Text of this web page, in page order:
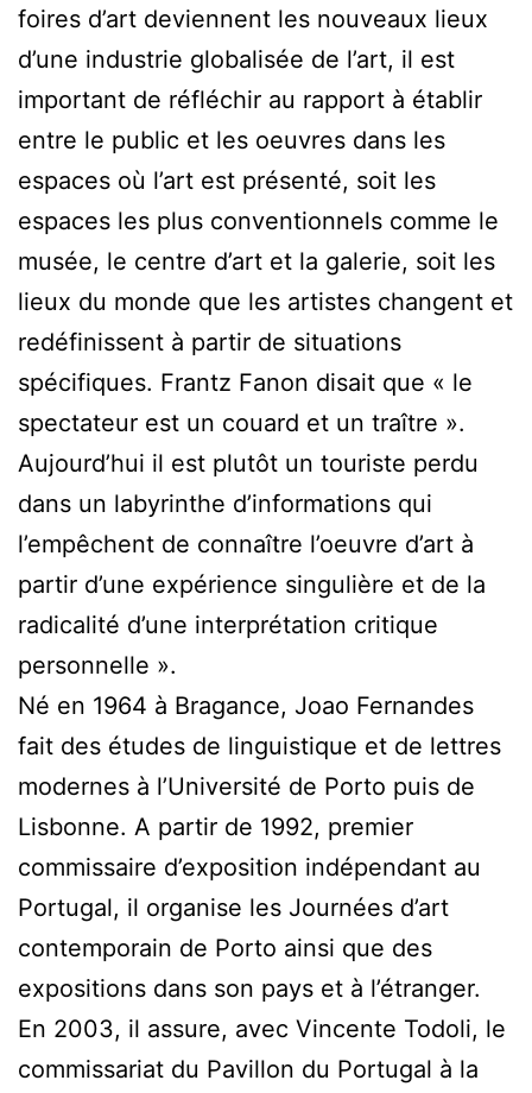
foires d’art deviennent les nouveaux lieux
d’une industrie globalisée de l’art, il est
important de réfléchir au rapport à établir
entre le public et les oeuvres dans les
espaces où l’art est présenté, soit les
espaces les plus conventionnels comme le
musée, le centre d’art et la galerie, soit les
lieux du monde que les artistes changent et
redéfinissent à partir de situations
spécifiques. Frantz Fanon disait que « le
spectateur est un couard et un traître ».
Aujourd’hui il est plutôt un touriste perdu
dans un labyrinthe d’informations qui
l’empêchent de connaître l’oeuvre d’art à
partir d’une expérience singulière et de la
radicalité d’une interprétation critique
personnelle ».
Né en 1964 à Bragance, Joao Fernandes
fait des études de linguistique et de lettres
modernes à l’Université de Porto puis de
Lisbonne. A partir de 1992, premier
commissaire d’exposition indépendant au
Portugal, il organise les Journées d’art
contemporain de Porto ainsi que des
expositions dans son pays et à l’étranger.
En 2003, il assure, avec Vincente Todoli, le
commissariat du Pavillon du Portugal à la